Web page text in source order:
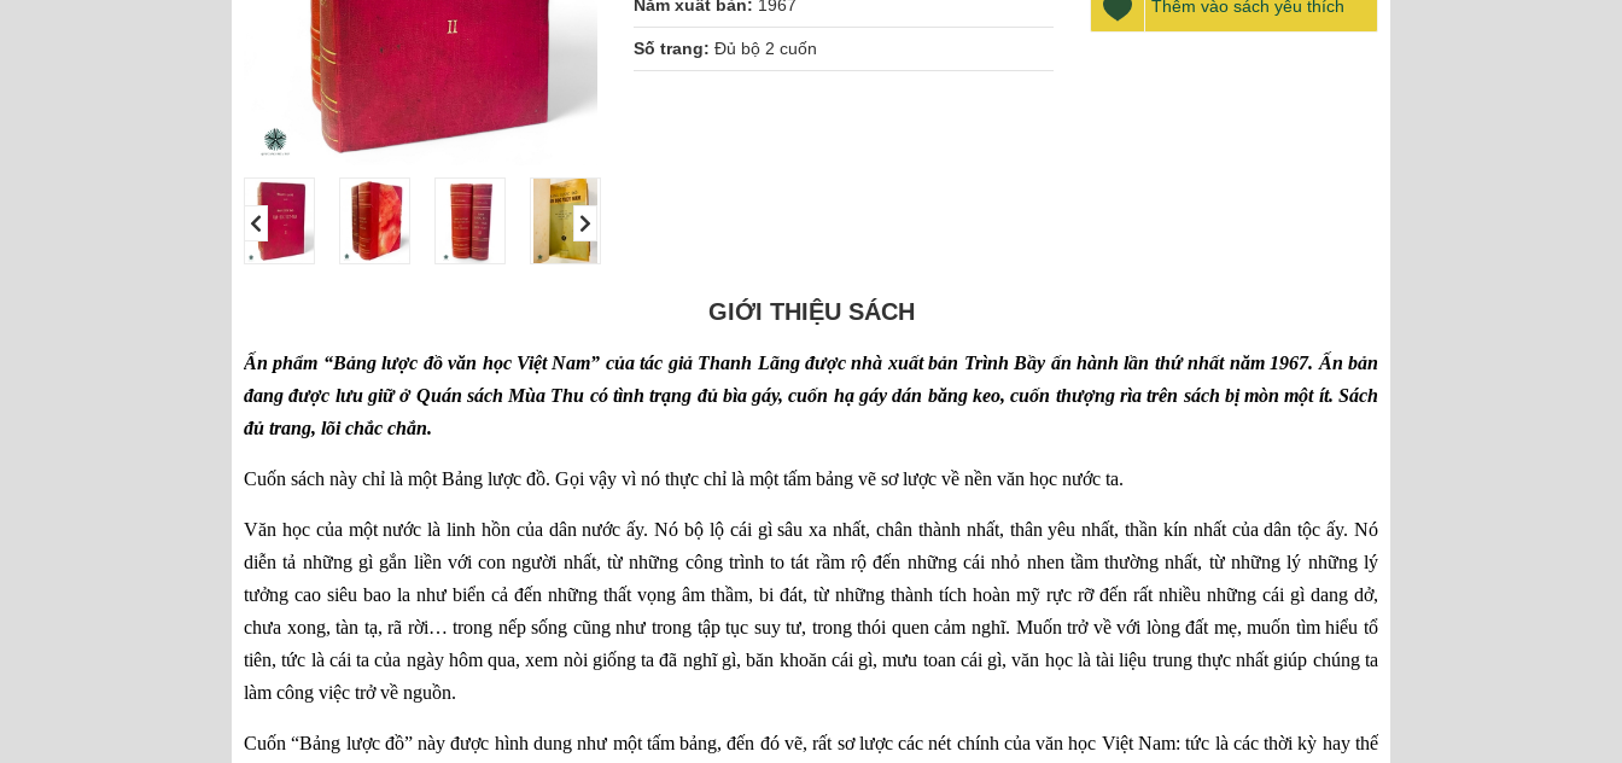
Năm xuất bản: 1967
Số trang: Đủ bộ 2 cuốn
Thêm vào sách yêu thích
GIỚI THIỆU SÁCH
Ấn phẩm “Bảng lược đồ văn học Việt Nam” của tác giả Thanh Lãng được nhà xuất bản Trình Bầy ấn hành lần thứ nhất năm 1967. Ấn bản
đang được lưu giữ ở Quán sách Mùa Thu có tình trạng đủ bìa gáy, cuốn hạ gáy dán băng keo, cuốn thượng rìa trên sách bị mòn một ít. Sách
đủ trang, lõi chắc chắn.
Cuốn sách này chỉ là một Bảng lược đồ. Gọi vậy vì nó thực chỉ là một tấm bảng vẽ sơ lược về nền văn học nước ta.
Văn học của một nước là linh hồn của dân nước ấy. Nó bộ lộ cái gì sâu xa nhất, chân thành nhất, thân yêu nhất, thần kín nhất của dân tộc ấy. Nó
diễn tả những gì gắn liền với con người nhất, từ những công trình to tát rầm rộ đến những cái nhỏ nhen tầm thường nhất, từ những lý những lý
tưởng cao siêu bao la như biển cả đến những thất vọng âm thầm, bi đát, từ những thành tích hoàn mỹ rực rỡ đến rất nhiều những cái gì dang dở,
chưa xong, tàn tạ, rã rời… trong nếp sống cũng như trong tập tục suy tư, trong thói quen cảm nghĩ. Muốn trở về với lòng đất mẹ, muốn tìm hiểu tổ
tiên, tức là cái ta của ngày hôm qua, xem nòi giống ta đã nghĩ gì, băn khoăn cái gì, mưu toan cái gì, văn học là tài liệu trung thực nhất giúp chúng ta
làm công việc trở về nguồn.
Cuốn “Bảng lược đồ” này được hình dung như một tấm bảng, đến đó vẽ, rất sơ lược các nét chính của văn học Việt Nam: tức là các thời kỳ hay thế